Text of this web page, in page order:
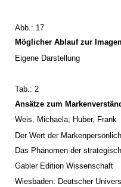
Abb.: 17
Möglicher Ablauf zur
Eigene Darstellung
Tab.: 2
Ansätze zum
Weis, Michaela; Huber, Frank
Der Wert der
Das Phänomen der
Gabler Edition Wissenschaft
Wiesbaden: Deutscher